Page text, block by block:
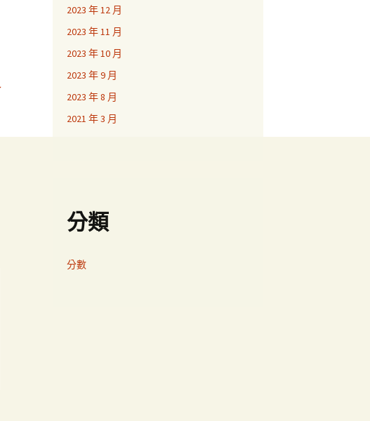
2023 年 12 月
2023 年 11 月
2023 年 10 月
2023 年 9 月
2023 年 8 月
2021 年 3 月
分類
分數